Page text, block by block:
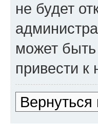
не будет
может быть
привести к
Вернуться